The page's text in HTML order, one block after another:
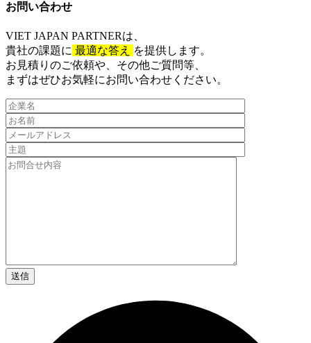
お問い合わせ​
VIET JAPAN PARTNERは、
貴社の課題に 最適な答え
を提供します。
お見積りのご依頼や、その他ご質問等、​
まずはぜひお気軽にお問い合わせください。​